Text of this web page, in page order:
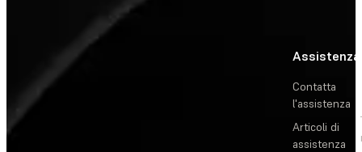
Assistenza
Contatta
l'assistenza
Articoli di
assistenza